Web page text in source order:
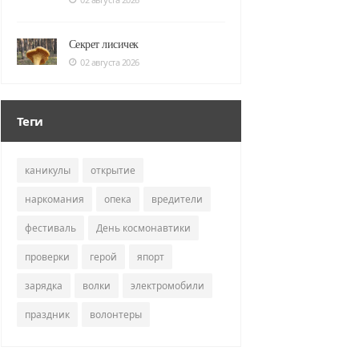
Секрет лисичек
02 августа 2026
Теги
каникулы открытие
наркомания опека вредители
фестиваль День космонавтики
проверки герой япорт
зарядка волки электромобили
праздник волонтеры